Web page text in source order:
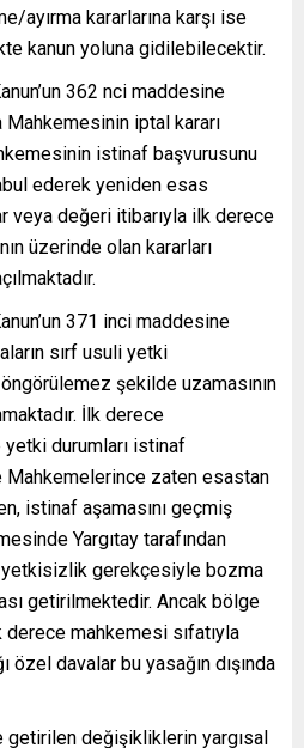
ayırma kararlarına karşı ise
kanun yoluna gidilebilecektir.
362 nci maddesine
Mahkemesinin iptal kararı
istinaf başvurusunu
ederek yeniden esas
veya değeri itibarıyla ilk derece
üzerinde olan kararları
371 inci maddesine
sırf usuli yetki
şekilde uzamasının
İlk derece
durumları istinaf
Mahkemelerince zaten esastan
istinaf aşamasını geçmiş
Yargıtay tarafından
gerekçesiyle bozma
getirilmektedir. Ancak bölge
mahkemesi sıfatıyla
özel davalar bu yasağın dışında
getirilen değişikliklerin yargısal